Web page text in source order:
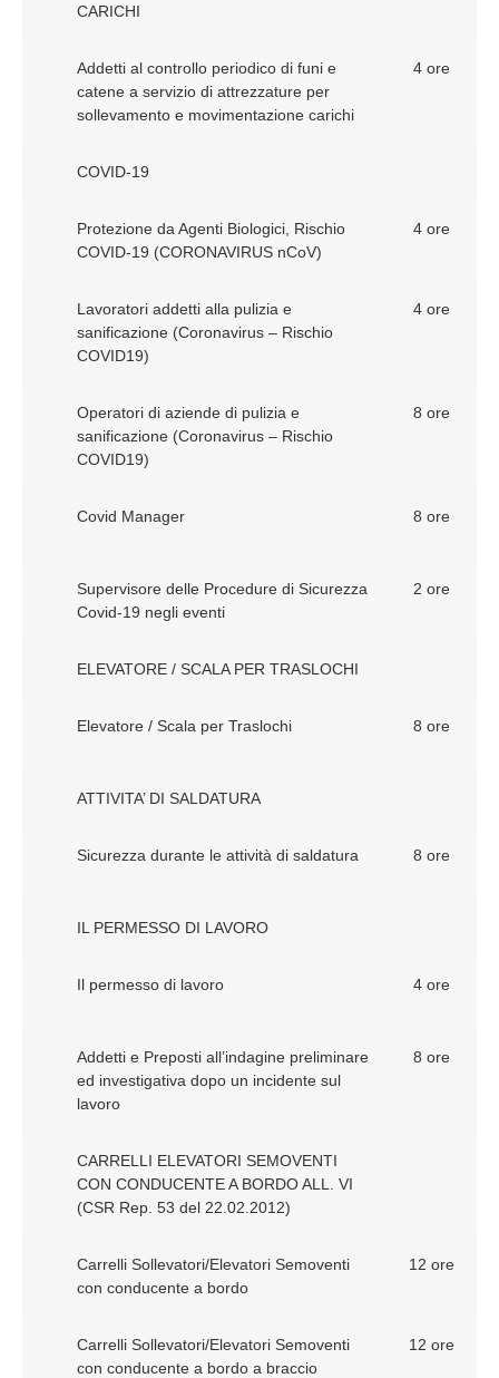
CARICHI
Addetti al controllo periodico di funi e
catene a servizio di attrezzature per
sollevamento e movimentazione carichi
4 ore
COVID-19
Protezione da Agenti Biologici, Rischio
COVID-19 (CORONAVIRUS nCoV)
4 ore
Lavoratori addetti alla pulizia e
sanificazione (Coronavirus – Rischio
COVID19)
4 ore
Operatori di aziende di pulizia e
sanificazione (Coronavirus – Rischio
COVID19)
8 ore
Covid Manager 8 ore
Supervisore delle Procedure di Sicurezza
Covid-19 negli eventi
2 ore
ELEVATORE / SCALA PER TRASLOCHI
Elevatore / Scala per Traslochi 8 ore
ATTIVITA’ DI SALDATURA
Sicurezza durante le attività di saldatura 8 ore
IL PERMESSO DI LAVORO
Il permesso di lavoro 4 ore
Addetti e Preposti all’indagine preliminare
ed investigativa dopo un incidente sul
lavoro
8 ore
CARRELLI ELEVATORI SEMOVENTI
CON CONDUCENTE A BORDO ALL. VI
(CSR Rep. 53 del 22.02.2012)
Carrelli Sollevatori/Elevatori Semoventi
con conducente a bordo
12 ore
Carrelli Sollevatori/Elevatori Semoventi
con conducente a bordo a braccio
12 ore